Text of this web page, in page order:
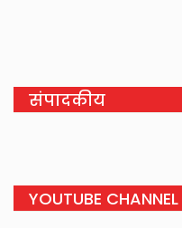
संपादकीय
YOUTUBE CHANNEL